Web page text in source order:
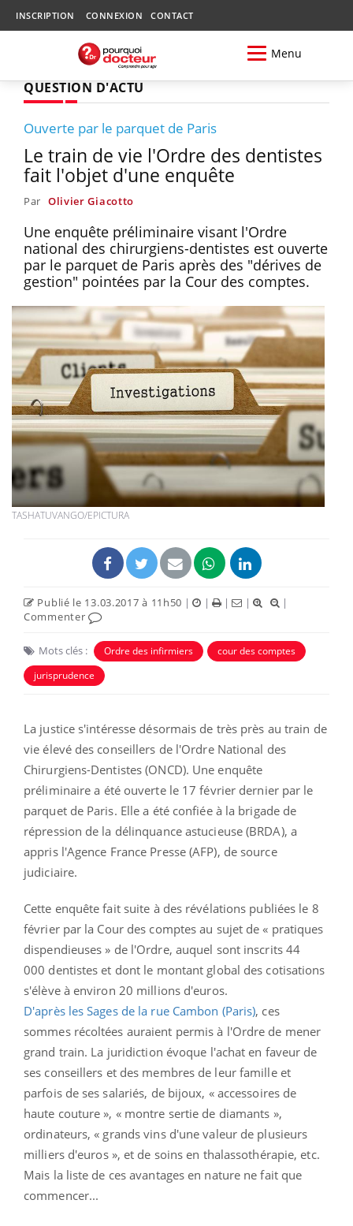
INSCRIPTION CONNEXION CONTACT
Menu
QUESTION D'ACTU
Ouverte par le parquet de Paris
Le train de vie l'Ordre des dentistes
fait l'objet d'une enquête
Par Olivier Giacotto
Une enquête préliminaire visant l'Ordre
national des chirurgiens-dentistes est ouverte
par le parquet de Paris après des "dérives de
gestion" pointées par la Cour des comptes.
TASHATUVANGO/EPICTURA
Publié le 13.03.2017 à 11h50 | | | |
|
Commenter
Mots clés : Ordre des infirmiers
cour des comptes
jurisprudence
La justice s'intéresse désormais de très près au train de
vie élevé des conseillers de l'Ordre National des
Chirurgiens-Dentistes (ONCD). Une enquête
préliminaire a été ouverte le 17 février dernier par le
parquet de Paris. Elle a été confiée à la brigade de
répression de la délinquance astucieuse (BRDA), a
appris l'Agence France Presse (AFP), de source
judiciaire.
Cette enquête fait suite à des révélations publiées le 8
février par la Cour des comptes au sujet de « pratiques
dispendieuses » de l'Ordre, auquel sont inscrits 44
000 dentistes et dont le montant global des cotisations
s'élève à environ 20 millions d'euros.
D'après les Sages de la rue Cambon (Paris), ces
sommes récoltées auraient permis à l'Ordre de mener
grand train. La juridiction évoque l'achat en faveur de
ses conseillers et des membres de leur famille et
parfois de ses salariés, de bijoux, « accessoires de
haute couture », « montre sertie de diamants »,
ordinateurs, « grands vins d'une valeur de plusieurs
milliers d'euros », et de soins en thalassothérapie, etc.
Mais la liste de ces avantages en nature ne fait que
commencer...